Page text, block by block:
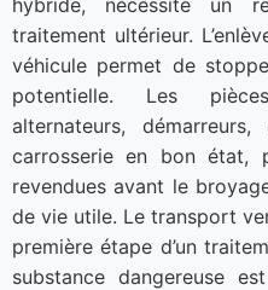
traitement ultérieur.
véhicule permet de
potentielle. Les
alternateurs,
carrosserie en bon état,
revendues avant le
de vie utile. Le transport
première étape d’un
substance dangereuse